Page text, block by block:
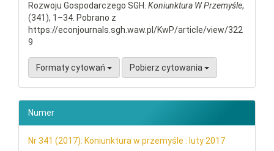
Rozwoju Gospodarczego SGH. Koniunktura W Przemyśle,
(341), 1–34. Pobrano z
https://econjournals.sgh.waw.pl/KwP/article/view/322
9
Formaty cytowań Pobierz cytowania
Numer
Nr 341 (2017): Koniunktura w przemyśle : luty 2017